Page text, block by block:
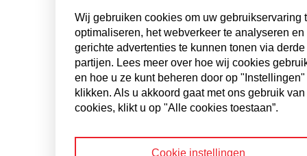
Wij gebruiken cookies om uw gebruikservaring
optimaliseren, het webverkeer te analyseren en
gerichte advertenties te kunnen tonen via derde
partijen. Lees meer over hoe wij cookies
en hoe u ze kunt beheren door op "Instellingen"
klikken. Als u akkoord gaat met ons gebruik van
cookies, klikt u op "Alle cookies toestaan”.
Cookie instellingen